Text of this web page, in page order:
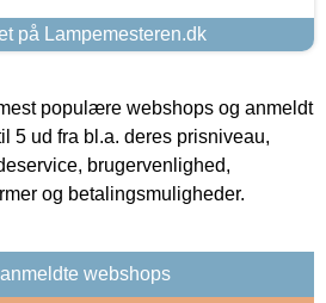
på Lampemesteren.dk
populære webshops og anmeldt
5 ud fra bl.a. deres prisniveau,
brugervenlighed,
og betalingsmuligheder.
webshops